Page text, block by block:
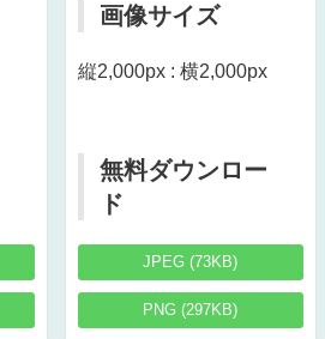
画像サイズ
縦2,000px : 横2,000px
無料ダウンロー
ド
JPEG (73KB)
PNG (297KB)